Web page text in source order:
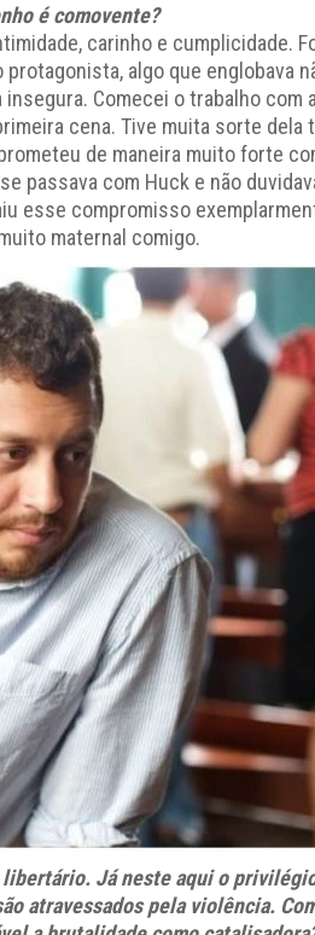
é comovente?
carinho e cumplicidade.
algo que englobava
Comecei o trabalho com
cena. Tive muita sorte dela
de maneira muito forte
passava com Huck e não
esse compromisso
maternal comigo.
libertário. Já neste aqui o
atravessados pela violência.